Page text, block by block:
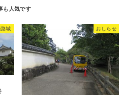
城 おしらせ